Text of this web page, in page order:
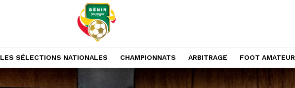
LES SÉLECTIONS NATIONALES CHAMPIONNATS ARBITRAGE FOOT AMATEUR